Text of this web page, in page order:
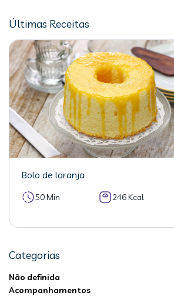
Últimas Receitas
Bolo de laranja
50 Min 246 Kcal
Categorias
Não definida
Acompanhamentos